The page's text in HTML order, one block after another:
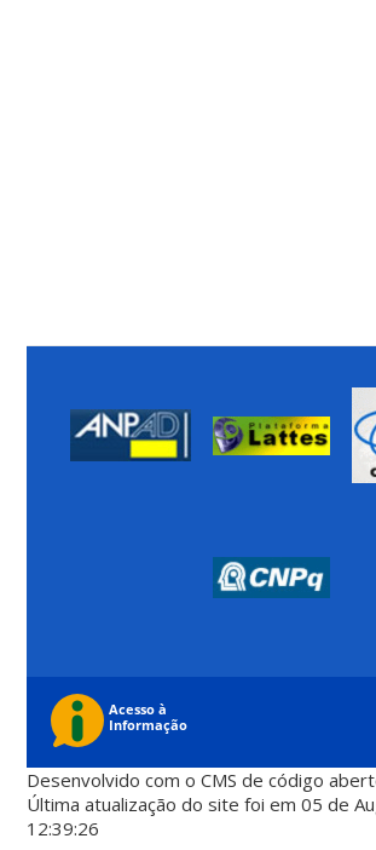
Desenvolvido com o CMS de código
Última atualização do site foi em 05 de
12:39:26